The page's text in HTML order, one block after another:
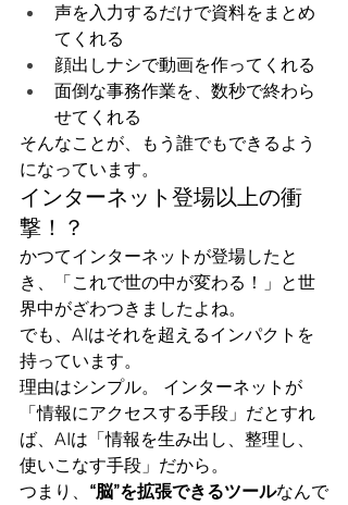
声を入力するだけで資料をまとめ
てくれる
顔出しナシで動画を作ってくれる
面倒な事務作業を、数秒で終わら
せてくれる
そんなことが、もう誰でもできるよう
になっています。
インターネット登場以上の衝
撃！？
かつてインターネットが登場したと
き、「これで世の中が変わる！」と世
界中がざわつきましたよね。
でも、AIはそれを超えるインパクトを
持っています。
理由はシンプル。 インターネットが
「情報にアクセスする手段」だとすれ
ば、AIは「情報を生み出し、整理し、
使いこなす手段」だから。
つまり、 “脳”を拡張できるツールなんで